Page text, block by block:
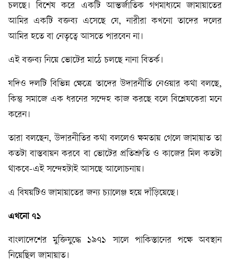
চলছে। বিশেষ করে একটি আন্তর্জাতিক গণমাধ্যমে জামায়াতের
আমির একটি বক্তব্য এসেছে যে, নারীরা কখনো তাদের দলের
আমির হতে বা নেতৃত্বে আসতে পারবেন না।
এই বক্তব্য নিয়ে ভোটের মাঠে চলছে নানা বিতর্ক।
যদিও দলটি বিভিন্ন ক্ষেত্রে তাদের উদারনীতি নেওয়ার কথা বলছে,
কিন্তু সমাজে এক ধরনের সন্দেহ কাজ করছে বলে বিশ্লেষকেরা মনে
করেন।
তারা বলছেন, উদারনীতির কথা বললেও ক্ষমতায় গেলে জামায়াত তা
কতটা বাস্তবায়ন করবে বা ভোটের প্রতিশ্রুতি ও কাজের মিল কতটা
থাকবে-এই সন্দেহটাই আসছে আলোচনায়।
এ বিষয়টিও জামায়াতের জন্য চ্যালেঞ্জ হয়ে দাঁড়িয়েছে।
এখনো ৭১
বাংলাদেশের মুক্তিযুদ্ধে ১৯৭১ সালে পাকিস্তানের পক্ষে অবস্থান
নিয়েছিল জামায়াত।